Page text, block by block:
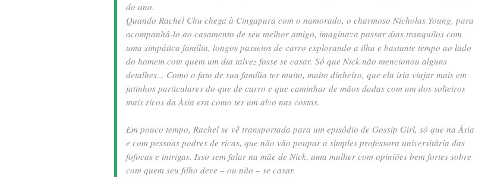
do ano.
Quando Rachel Chu chega à Cingapura com o namorado, o charmoso Nicholas Young, para
acompanhá-lo ao casamento de seu melhor amigo, imaginava passar dias tranquilos com
uma simpática família, longos passeios de carro explorando a ilha e bastante tempo ao lado
do homem com quem um dia talvez fosse se casar. Só que Nick não mencionou alguns
detalhes... Como o fato de sua família ter muito, muito dinheiro, que ela iria viajar mais em
jatinhos particulares do que de carro e que caminhar de mãos dadas com um dos solteiros
mais ricos da Ásia era como ter um alvo nas costas.
Em pouco tempo, Rachel se vê transportada para um episódio de Gossip Girl, só que na Ásia
e com pessoas podres de ricas, que não vão poupar a simples professora universitária das
fofocas e intrigas. Isso sem falar na mãe de Nick, uma mulher com opiniões bem fortes sobre
com quem seu filho deve – ou não – se casar.